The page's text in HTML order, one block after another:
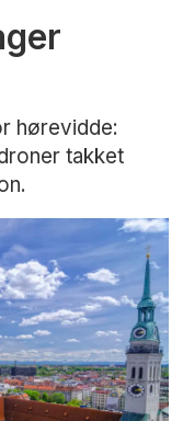
hørevidde:
takket